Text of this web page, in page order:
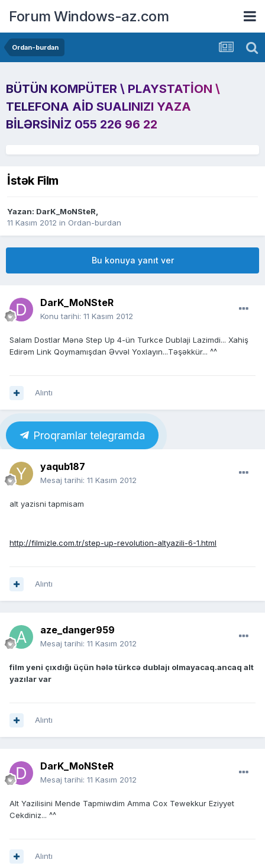
Forum Windows-az.com
Ordan-burdan
BÜTÜN KOMPÜTER \ PLAYSTATION \
TELEFONA AID SUALINIZI YAZA
BILƏRSINIZ 055 226 96 22
İstək Film
Yazan: DarK_MoNSteR,
11 Kasım 2012 in Ordan-burdan
Bu konuya yanıt ver
DarK_MoNSteR
Konu tarihi: 11 Kasım 2012
Salam Dostlar Mənə Step Up 4-ün Turkce Dublaji Lazimdi... Xahiş
Edirəm Link Qoymamışdan Əvvəl Yoxlayın...Təşəkkür... ^^
Alıntı
Proqramlar telegramda
yaqub187
Mesaj tarihi: 11 Kasım 2012
alt yazisni tapmisam
http://filmizle.com.tr/step-up-revolution-altyazili-6-1.html
Alıntı
aze_danger959
Mesaj tarihi: 11 Kasım 2012
film yeni çıxdığı üçün hələ türkcə dublajı olmayacaq.ancaq alt
yazılar var
Alıntı
DarK_MoNSteR
Mesaj tarihi: 11 Kasım 2012
Alt Yazilisini Mende Tapmiwdim Amma Cox Tewekkur Eziyyet
Cekdiniz... ^^
Alıntı